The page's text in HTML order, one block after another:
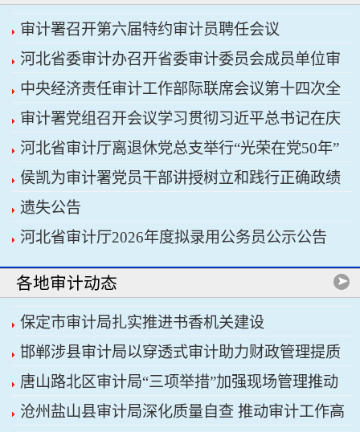
审计署召开第六届特约审计员聘任会议
河北省委审计办召开省委审计委员会成员单位审
计重点工作协调推进会议暨省经济责任审计工作厅
际联席会议
中央经济责任审计工作部际联席会议第十四次全
体会议召开
审计署党组召开会议学习贯彻习近平总书记在庆
祝中国共产党成立105周年大会上的重要讲话精神
河北省审计厅离退休党总支举行“光荣在党50年”
纪念章颁发仪式
侯凯为审计署党员干部讲授树立和践行正确政绩
观学习教育专题党课
遗失公告
河北省审计厅2026年度拟录用公务员公示公告
各地审计动态
保定市审计局扎实推进书香机关建设
邯郸涉县审计局以穿透式审计助力财政管理提质
增效
唐山路北区审计局“三项举措”加强现场管理推动
审计工作科学规范
沧州盐山县审计局深化质量自查 推动审计工作高